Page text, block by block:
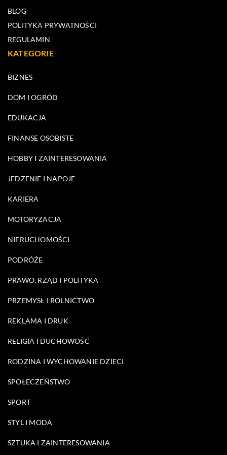
BLOG
POLITYKA PRYWATNOŚCI
REGULAMIN
KATEGORIE
BIZNES
DOM I OGRÓD
EDUKACJA
FINANSE OSOBISTE
HOBBY I ZAINTERESOWANIA
JEDZENIE I NAPOJE
KARIERA
MOTORYZACJA
NIERUCHOMOŚCI
PODRÓŻE
PRAWO, RZĄD I POLITYKA
PRZEMYSŁ I ROLNICTWO
REKLAMA I DRUK
RELIGIA I DUCHOWOŚĆ
RODZINA I WYCHOWANIE DZIECI
SPOŁECZEŃSTWO
SPORT
STYL I MODA
SZTUKA I ZAINTERESOWANIA